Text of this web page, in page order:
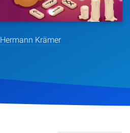
Hermann Krämer
Studienzentrum
Über Uns